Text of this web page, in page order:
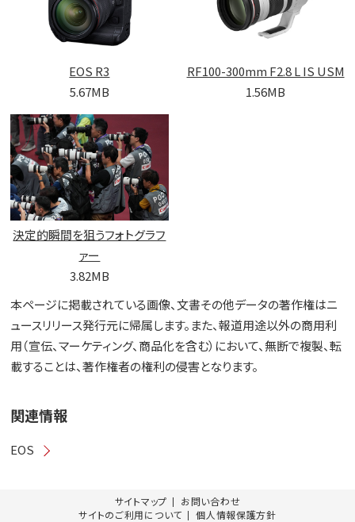
EOS R3
5.67MB
RF100-300mm F2.8 L IS USM
1.56MB
決定的瞬間を狙うフォトグラフ
ァー
3.82MB
本ページに掲載されている画像、文書その他データの著作権はニ
ュースリリース発行元に帰属します。また、報道用途以外の商用利
用（宣伝、マーケティング、商品化を含む）において、無断で複製、転
載することは、著作権者の権利の侵害となります。
関連情報
EOS
サイトマップ
お問い合わせ
サイトのご利用について
個人情報保護方針